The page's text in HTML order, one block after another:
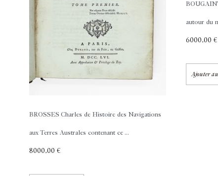
BROSSES Charles de Histoire des Navigations
aux Terres Australes contenant ce ...
8000,00 €
autour du
6000,00 €
Ajouter